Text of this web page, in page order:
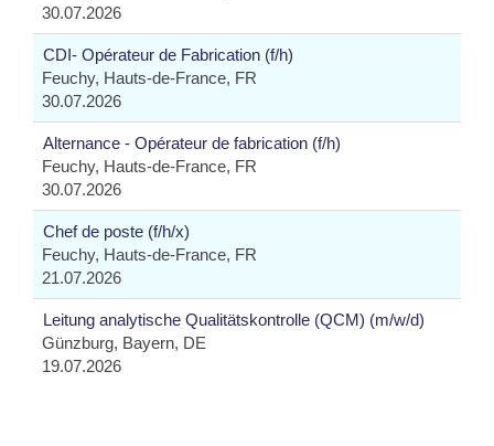
30.07.2026
CDI- Opérateur de Fabrication (f/h)
Feuchy, Hauts-de-France, FR
30.07.2026
Alternance - Opérateur de fabrication (f/h)
Feuchy, Hauts-de-France, FR
30.07.2026
Chef de poste (f/h/x)
Feuchy, Hauts-de-France, FR
21.07.2026
Leitung analytische Qualitätskontrolle (QCM) (m/w/d)
Günzburg, Bayern, DE
19.07.2026